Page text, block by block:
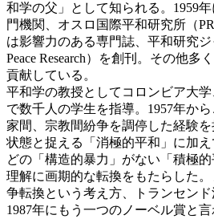
和学の父」として知られる。1959
門機関、オスロ国際平和研究所（
は影響力のある専門誌、平和研究ジ
Peace Research）を創刊。その他多
貢献している。
平和学の教授としてコロンビア大
で数千人の学生を指導。1957年か
家間、宗教間紛争を調停した経験
状態と捉える「消極的平和」に加
どの「構造的暴力」がない「積極
理解に画期的な転換をもたらした
争転換という考え方、トランセンド
1987年にもう一つのノーベル賞と